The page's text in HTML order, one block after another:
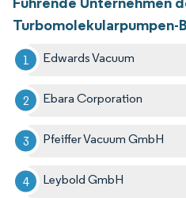
Turbomolekularpumpen-
Edwards Vacuum
Ebara Corporation
Pfeiffer Vacuum GmbH
Leybold GmbH